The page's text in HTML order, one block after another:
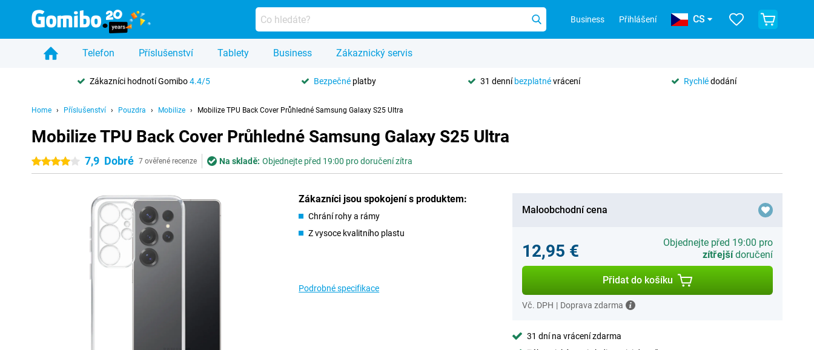
Business Přihlášení CS
Telefon Příslušenství Tablety Business Zákaznický servis
Zákazníci hodnotí Gomibo4.4/5 Bezpečné platby 31 denníbezplatnévrácení Rychlédodání
Home Příslušenství Pouzdra Mobilize Mobilize TPU Back Cover Průhledné Samsung Galaxy S25 Ultra
Mobilize TPU Back Cover Průhledné Samsung Galaxy S25 Ultra
4 hvězdičky
7,9 Dobré 7 ověřené recenze Na skladě: Objednejte před 19:00 pro doručení zítra
Zákazníci jsou spokojení s produktem:
Chrání rohy a rámy
Z vysoce kvalitního plastu
Podrobné specifikace
Maloobchodní cena
12,95 €
Objednejte před 19:00 pro
zítřejšídoručení
Přidat do košíku
Vč. DPH | Doprava zdarma
31 dní na vrácení zdarma